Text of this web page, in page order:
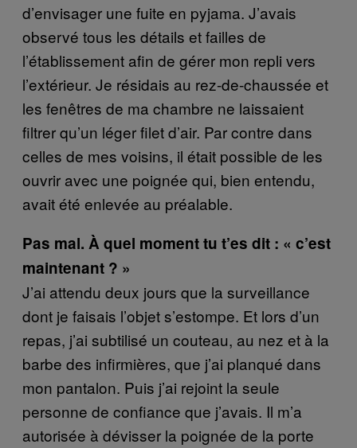
d’envisager une fuite en pyjama. J’avais
observé tous les détails et failles de
l’établissement afin de gérer mon repli vers
l’extérieur. Je résidais au rez-de-chaussée et
les fenêtres de ma chambre ne laissaient
filtrer qu’un léger filet d’air. Par contre dans
celles de mes voisins, il était possible de les
ouvrir avec une poignée qui, bien entendu,
avait été enlevée au préalable.
Pas mal. À quel moment tu t’es dit : « c’est
maintenant ? »
J’ai attendu deux jours que la surveillance
dont je faisais l’objet s’estompe. Et lors d’un
repas, j’ai subtilisé un couteau, au nez et à la
barbe des infirmières, que j’ai planqué dans
mon pantalon. Puis j’ai rejoint la seule
personne de confiance que j’avais. Il m’a
autorisée à dévisser la poignée de la porte